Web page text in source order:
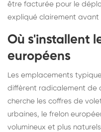
être facturée pour le
expliqué clairement avant
Où s'installent
européens
Les emplacements
diffèrent radicalement de
cherche les coffres de
urbaines, le frelon
volumineux et plus